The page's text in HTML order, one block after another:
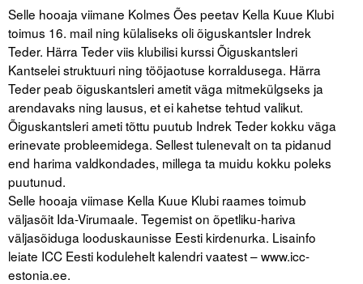
ICC Eesti
Tegevused
Publikatsioonid
Arvamus
Viidad
ICC WBO
ICC komisjonid
Digiraamatukogu
Selle hooaja viimane Kolmes Ões peetav Kella Kuue Klubi
toimus 16. mail ning külaliseks oli õiguskantsler Indrek
Teder. Härra Teder viis klubilisi kurssi Õiguskantsleri
Kantselei struktuuri ning tööjaotuse korraldusega. Härra
Teder peab õiguskantsleri ametit väga mitmekülgseks ja
arendavaks ning lausus, et ei kahetse tehtud valikut.
Õiguskantsleri ameti tõttu puutub Indrek Teder kokku väga
erinevate probleemidega. Sellest tulenevalt on ta pidanud
end harima valdkondades, millega ta muidu kokku poleks
puutunud.
Selle hooaja viimase Kella Kuue Klubi raames toimub
väljasõit Ida-Virumaale. Tegemist on õpetliku-hariva
väljasõiduga looduskaunisse Eesti kirdenurka. Lisainfo
leiate ICC Eesti kodulehelt kalendri vaatest – www.icc-
estonia.ee.